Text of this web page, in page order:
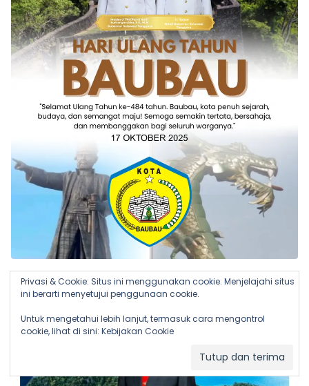
Privasi & Cookie: Situs ini menggunakan cookie. Menjelajahi situs
ini berarti menyetujui penggunaan cookie.
Untuk mengetahui lebih lanjut, termasuk cara mengontrol
cookie, lihat di sini: Kebijakan Cookie